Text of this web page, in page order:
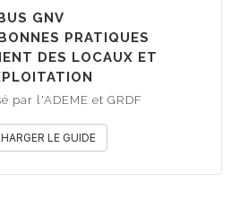
GNV
PRATIQUES
DES LOCAUX ET
par l'ADEME et GRDF
LE GUIDE